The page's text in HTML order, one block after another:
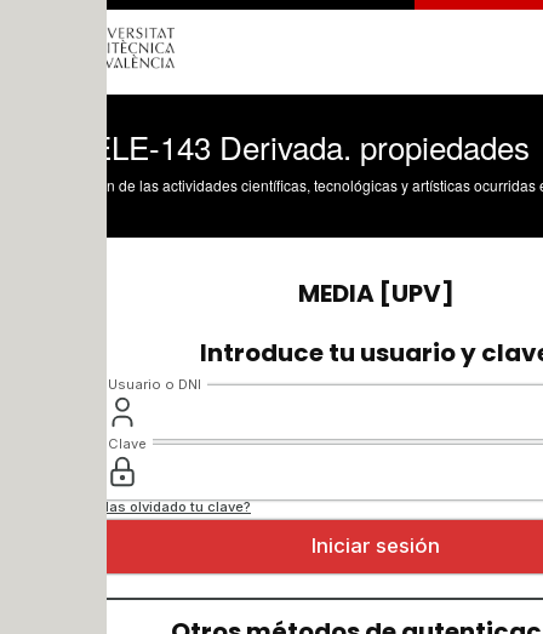
143 Derivada. propiedades
de las actividades científicas, tecnológicas y artísticas ocurridas en los tres